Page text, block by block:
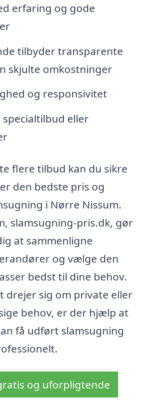
erfaring og gode
tilbyder transparente
skjulte omkostninger
og responsivitet
specialtilbud eller
flere tilbud kan du sikre
den bedste pris og
i Nørre Nissum.
slamsugning-pris.dk, gør
at sammenligne
og vælge den
bedst til dine behov.
drejer sig om private eller
behov, er der hjælp at
få udført slamsugning
og uforpligtende